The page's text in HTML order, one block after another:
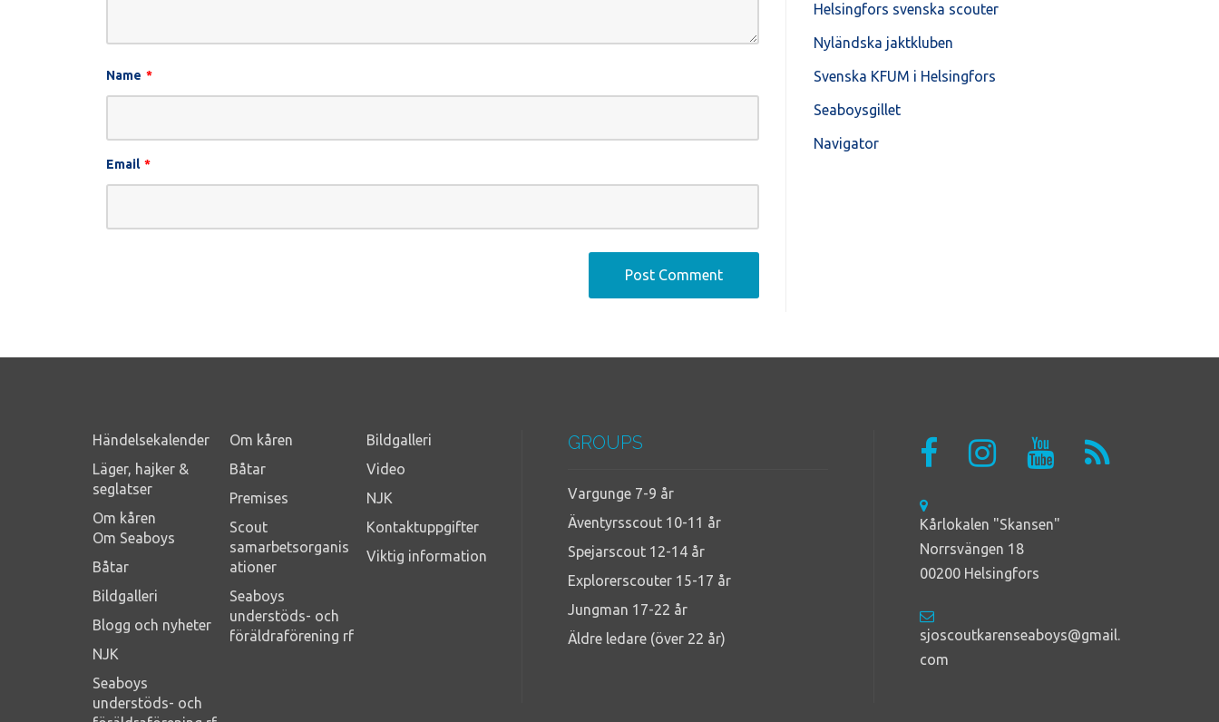
Name *
Email *
Helsingfors svenska scouter
Nyländska jaktkluben
Svenska KFUM i Helsingfors
Seaboysgillet
Navigator
Händelsekalender
Läger, hajker &
seglatser
Om kåren
Om Seaboys
Båtar
Bildgalleri
Blogg och nyheter
NJK
Seaboys
understöds- och
Om kåren
Båtar
Premises
Scout
samarbetsorganis
ationer
Seaboys
understöds- och
föräldraförening rf
Bildgalleri
Video
NJK
Kontaktuppgifter
Viktig information
GROUPS
Vargunge 7-9 år
Äventyrsscout 10-11 år
Spejarscout 12-14 år
Explorerscouter 15-17 år
Jungman 17-22 år
Äldre ledare (över 22 år)
Kårlokalen "Skansen"
Norrsvängen 18
00200 Helsingfors
sjoscoutkarenseaboys@gmail.
com